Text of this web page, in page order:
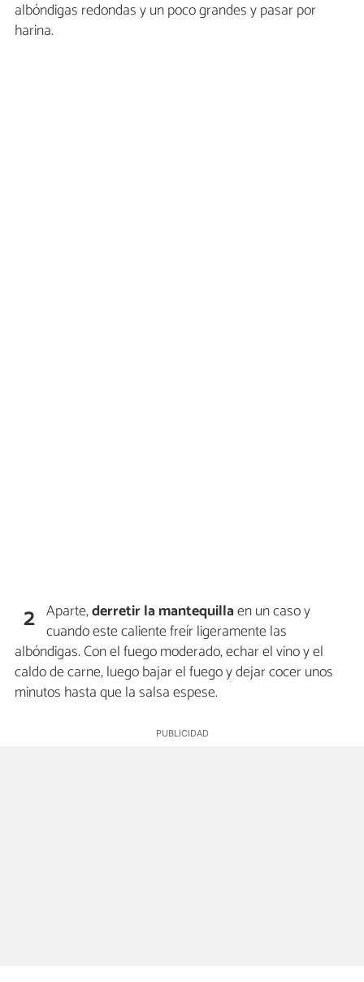
albóndigas redondas y un poco grandes y pasar por
harina.
2 Aparte,derretir la mantequillaen un caso y
cuando este caliente freír ligeramente las
albóndigas. Con el fuego moderado, echar el vino y el
caldo de carne, luego bajar el fuego y dejar cocer unos
minutos hasta que la salsa espese.